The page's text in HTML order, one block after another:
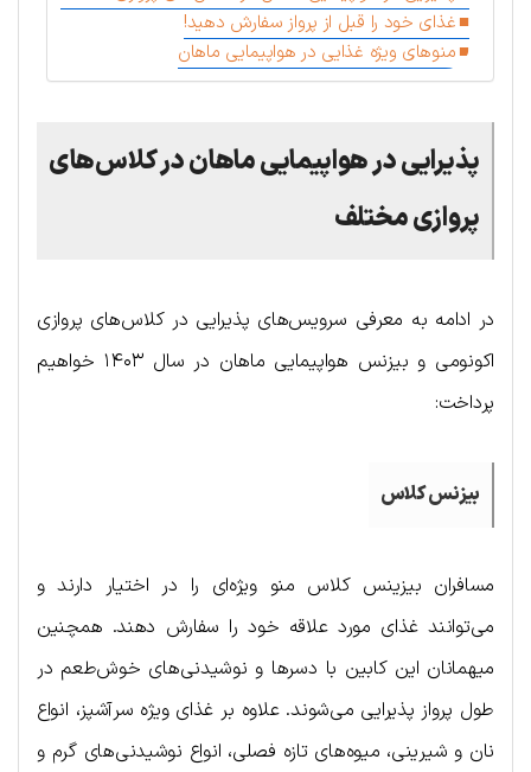
غذای خود را قبل از پرواز سفارش دهید!
منوهای ویژه غذایی در هواپیمایی ماهان
پذیرایی در هواپیمایی ماهان در کلاس‌های
پروازی مختلف
در ادامه به معرفی سرویس‌های پذیرایی در کلاس‌های پروازی
اکونومی و بیزنس هواپیمایی ماهان در سال ۱۴۰۳ خواهیم
پرداخت:
بیزنس کلاس
مسافران بیزینس کلاس منو ویژه‌ای را در اختیار دارند و
می‌توانند غذای مورد علاقه خود را سفارش دهند. همچنین
میهمانان این کابین با دسرها و نوشیدنی‌های خوش‌طعم در
طول پرواز پذیرایی می‌شوند. علاوه بر غذای ویژه سرآشپز، انواع
نان و شیرینی، میوه‌های تازه فصلی، انواع نوشیدنی‌های گرم و